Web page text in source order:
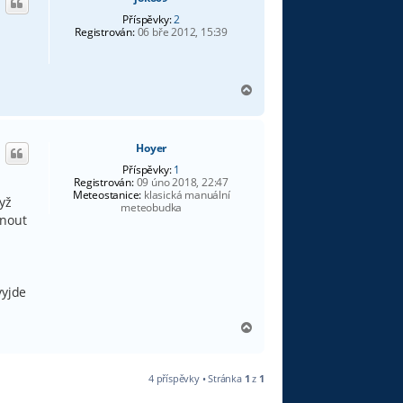
Příspěvky:2
Registrován:06 bře 2012, 15:39
h
Hoyer
Příspěvky: 1
Registrován:09 úno 2018, 22:47
Meteostanice: klasická manuální
meteobudka
o
4 příspěvky • Stránka 1 z 1